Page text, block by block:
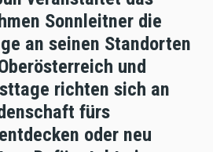
Sonnleitner die
an seinen Standorten
und
richten sich an
fürs
oder neu